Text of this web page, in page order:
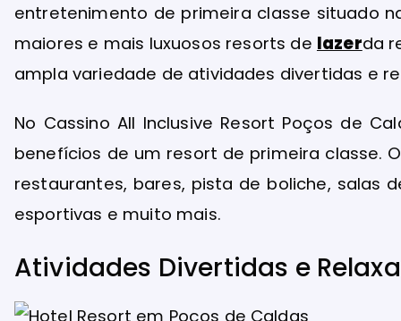
entretenimento de primeira classe situado
maiores e mais luxuosos resorts de lazerda
ampla variedade de atividades divertidas e
No Cassino All Inclusive Resort Poços de
benefícios de um resort de primeira classe.
restaurantes, bares, pista de boliche, salas
esportivas e muito mais.
Atividades Divertidas e